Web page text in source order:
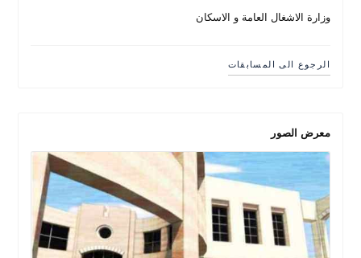
معرض الصور
وزارة الاشغال العامة و الاسكان
الرجوع الى المسابقات